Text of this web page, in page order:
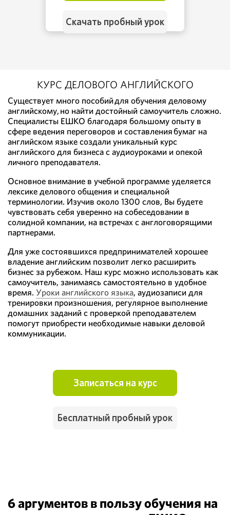
Скачать пробный урок
КУРС ДЕЛОВОГО АНГЛИЙСКОГО
Существует много пособий для обучения деловому
английскому, но найти достойный самоучитель сложно.
Специалисты ЕШКО благодаря большому опыту в
сфере ведения переговоров и составления бумаг на
английском языке создали уникальный курс
английского для бизнеса с аудиоуроками и опекой
личного преподавателя.
Основное внимание в учебной программе уделяется
лексике делового общения и специальной
терминологии. Изучив около 1300 слов, Вы будете
чувствовать себя уверенно на собеседовании в
солидной компании, на встречах с англоговорящими
партнерами.
Для уже состоявшихся предпринимателей хорошее
владение английским позволит легко расширить
бизнес за рубежом. Наш курс можно использовать как
самоучитель, занимаясь самостоятельно в удобное
время. Уроки английского языка, аудиозаписи для
тренировки произношения, регулярное выполнение
домашних заданий с проверкой преподавателем
помогут приобрести необходимые навыки деловой
коммуникации.
Записаться на курс
Бесплатный пробный урок
6 аргументов в пользу обучения на